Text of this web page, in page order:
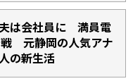
は会社員に 満員電
元静岡の人気アナ
の新生活